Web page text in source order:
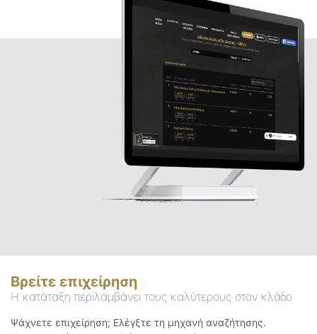
Βρείτε επιχείρηση
Η κατάταξη περιλαμβάνει τους καλύτερους στον κλάδο
Ψάχνετε επιχείρηση; Ελέγξτε τη μηχανή αναζήτησης.